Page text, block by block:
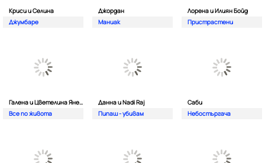
Криси и Селина
Джумбаре
Джордан
Маниак
Лорена и Илиян Бойд
Пристрастени
Галена и Цветелина Янева
Все по живота
Данна и Nadi Raj
Пипаш - убивам
Саби
Небостъргача